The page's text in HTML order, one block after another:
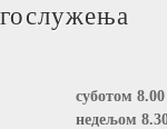
суботом 8.00
недељом